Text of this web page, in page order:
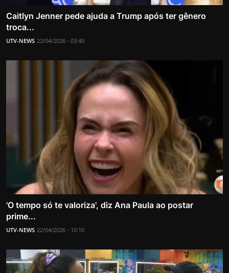
Caitlyn Jenner pede ajuda a Trump após ter gênero
troca...
UTV-NEWS 22/04/2026 - 03:40
'O tempo só te valoriza', diz Ana Paula ao postar
prime...
UTV-NEWS 22/04/2026 - 10:10